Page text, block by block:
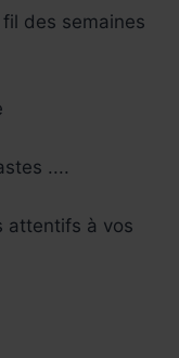
des semaines
....
attentifs à vos